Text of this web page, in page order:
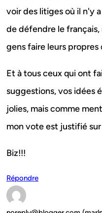
voir des litiges où il n'y
de défendre le français,
gens faire leurs propres
Et à tous ceux qui ont
suggestions, vos idées
jolies, mais comme
mon vote est justifié
Biz!!!
Répondre